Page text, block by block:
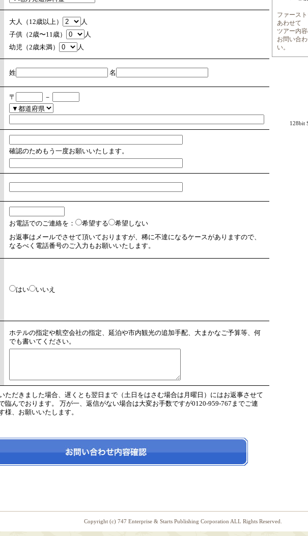
大人（12歳以上）
人
子供（2歳〜11歳）
人
幼児（2歳未満）
人
姓 名
〒 －
確認のためもう一度お願いいたします。
お電話でのご連絡を： 希望する
希望しない
お返事はメールでさせて頂いておりますが、稀に不達になるケースがありますので、
なるべく電話番号のご入力もお願いいたします。
はい いいえ
ホテルの指定や航空会社の指定、延泊や市内観光の追加手配、大まかなご予算等、何
でも書いてください。
ただきました場合、遅くとも翌日まで（土日をはさむ場合は月曜日）にはお返事させて
臨んでおります。 万が一、返信がない場合は大変お手数ですが0120-959-767までご連
様、お願いいたします。
ファース
あわせて
ツアー内
お問い合
い。
128bit
Copyright (c) 747 Enterprise & Starts Publishing Corporation ALL Rights Reserved.